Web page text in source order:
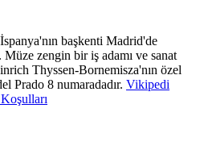
başkenti Madrid'de
zengin bir iş adamı ve sanat
Thyssen-Bornemisza'nın özel
Prado 8 numaradadır. Vikipedi